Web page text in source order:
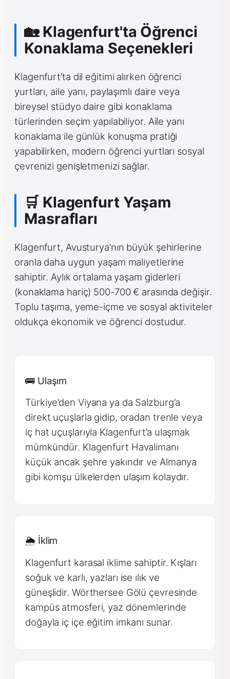
🏡 Klagenfurt'ta Öğrenci
Konaklama Seçenekleri
Klagenfurt’ta dil eğitimi alırken öğrenci
yurtları, aile yanı, paylaşımlı daire veya
bireysel stüdyo daire gibi konaklama
türlerinden seçim yapılabiliyor. Aile yanı
konaklama ile günlük konuşma pratiği
yapabilirken, modern öğrenci yurtları sosyal
çevrenizi genişletmenizi sağlar.
🛒 Klagenfurt Yaşam
Masrafları
Klagenfurt, Avusturya’nın büyük şehirlerine
oranla daha uygun yaşam maliyetlerine
sahiptir. Aylık ortalama yaşam giderleri
(konaklama hariç) 500-700 € arasında değişir.
Toplu taşıma, yeme-içme ve sosyal aktiviteler
oldukça ekonomik ve öğrenci dostudur.
🚌 Ulaşım
Türkiye’den Viyana ya da Salzburg’a
direkt uçuşlarla gidip, oradan trenle veya
iç hat uçuşlarıyla Klagenfurt’a ulaşmak
mümkündür. Klagenfurt Havalimanı
küçük ancak şehre yakındır ve Almanya
gibi komşu ülkelerden ulaşım kolaydır.
🌦 İklim
Klagenfurt karasal iklime sahiptir. Kışları
soğuk ve karlı, yazları ise ılık ve
güneşlidir. Wörthersee Gölü çevresinde
kampüs atmosferi, yaz dönemlerinde
doğayla iç içe eğitim imkanı sunar.